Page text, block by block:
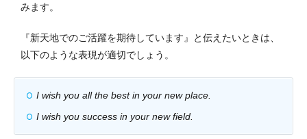
みます。
『新天地でのご活躍を期待しています』と伝えたいときは、
以下のような表現が適切でしょう。
I wish you all the best in your new place.
I wish you success in your new field.